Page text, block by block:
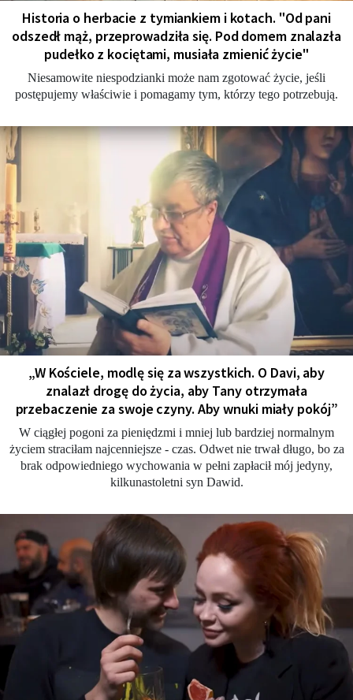
Historia o herbacie z tymiankiem i kotach. "Od pani
odszedł mąż, przeprowadziła się. Pod domem znalazła
pudełko z kociętami, musiała zmienić życie"
Niesamowite niespodzianki może nam zgotować życie, jeśli
postępujemy właściwie i pomagamy tym, którzy tego potrzebują.
„W Kościele, modlę się za wszystkich. O Davi, aby
znalazł drogę do życia, aby Tany otrzymała
przebaczenie za swoje czyny. Aby wnuki miały pokój”
W ciągłej pogoni za pieniędzmi i mniej lub bardziej normalnym
życiem straciłam najcenniejsze - czas. Odwet nie trwał długo, bo za
brak odpowiedniego wychowania w pełni zapłacił mój jedyny,
kilkunastoletni syn Dawid.